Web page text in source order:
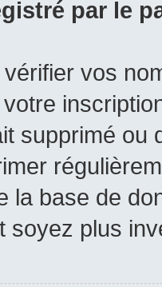
par le
vos
supprimé
la base de
soyez plus